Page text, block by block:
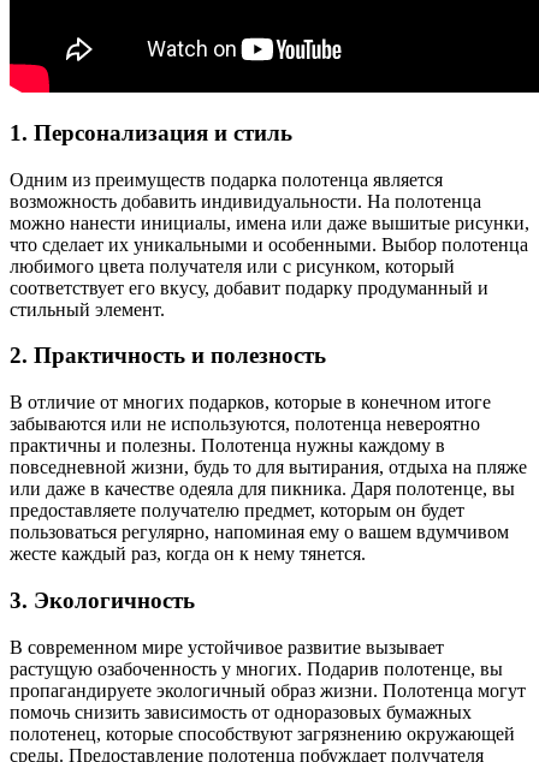
1. Персонализация и стиль
Одним из преимуществ подарка полотенца является
возможность добавить индивидуальности. На полотенца
можно нанести инициалы, имена или даже вышитые рисунки,
что сделает их уникальными и особенными. Выбор полотенца
любимого цвета получателя или с рисунком, который
соответствует его вкусу, добавит подарку продуманный и
стильный элемент.
2. Практичность и полезность
В отличие от многих подарков, которые в конечном итоге
забываются или не используются, полотенца невероятно
практичны и полезны. Полотенца нужны каждому в
повседневной жизни, будь то для вытирания, отдыха на пляже
или даже в качестве одеяла для пикника. Даря полотенце, вы
предоставляете получателю предмет, которым он будет
пользоваться регулярно, напоминая ему о вашем вдумчивом
жесте каждый раз, когда он к нему тянется.
3. Экологичность
В современном мире устойчивое развитие вызывает
растущую озабоченность у многих. Подарив полотенце, вы
пропагандируете экологичный образ жизни. Полотенца могут
помочь снизить зависимость от одноразовых бумажных
полотенец, которые способствуют загрязнению окружающей
среды. Предоставление полотенца побуждает получателя